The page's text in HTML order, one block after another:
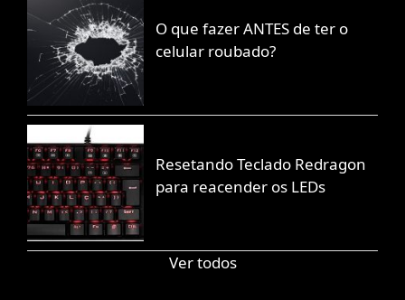
O que fazer ANTES de ter o
celular roubado?
Resetando Teclado Redragon
para reacender os LEDs
Ver todos